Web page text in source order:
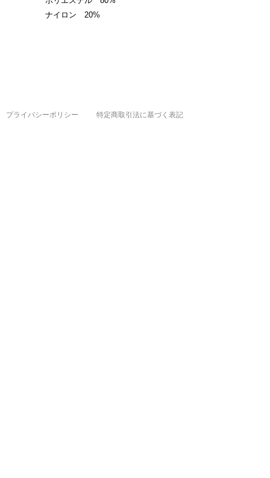
ナイロン 20%
プライバシーポリシー 特定商取引法に基づく表記